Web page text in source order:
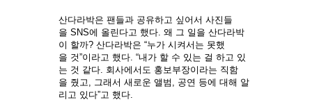
산다라박은 팬들과 공유하고 싶어서 사진들
을 SNS에 올린다고 했다. 왜 그 일을 산다라박
이 할까? 산다라박은 “누가 시켜서는 못했
을 것”이라고 했다. “내가 할 수 있는 걸 하고 있
는 것 같다. 회사에서도 홍보부장이라는 직함
을 줬고, 그래서 새로운 앨범, 공연 등에 대해 알
리고 있다”고 했다.